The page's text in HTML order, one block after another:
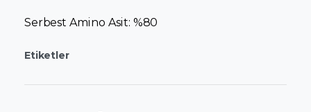
Serbest Amino Asit: %80
Etiketler